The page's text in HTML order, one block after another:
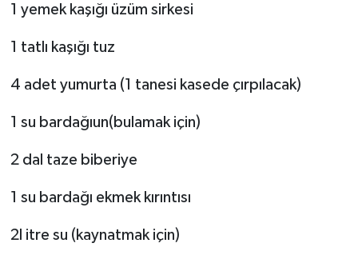
1 yemek kaşığı üzüm sirkesi
1 tatlı kaşığı tuz
4 adet yumurta (1 tanesi kasede çırpılacak)
1 su bardağıun(bulamak için)
2 dal taze biberiye
1 su bardağı ekmek kırıntısı
2l itre su (kaynatmak için)